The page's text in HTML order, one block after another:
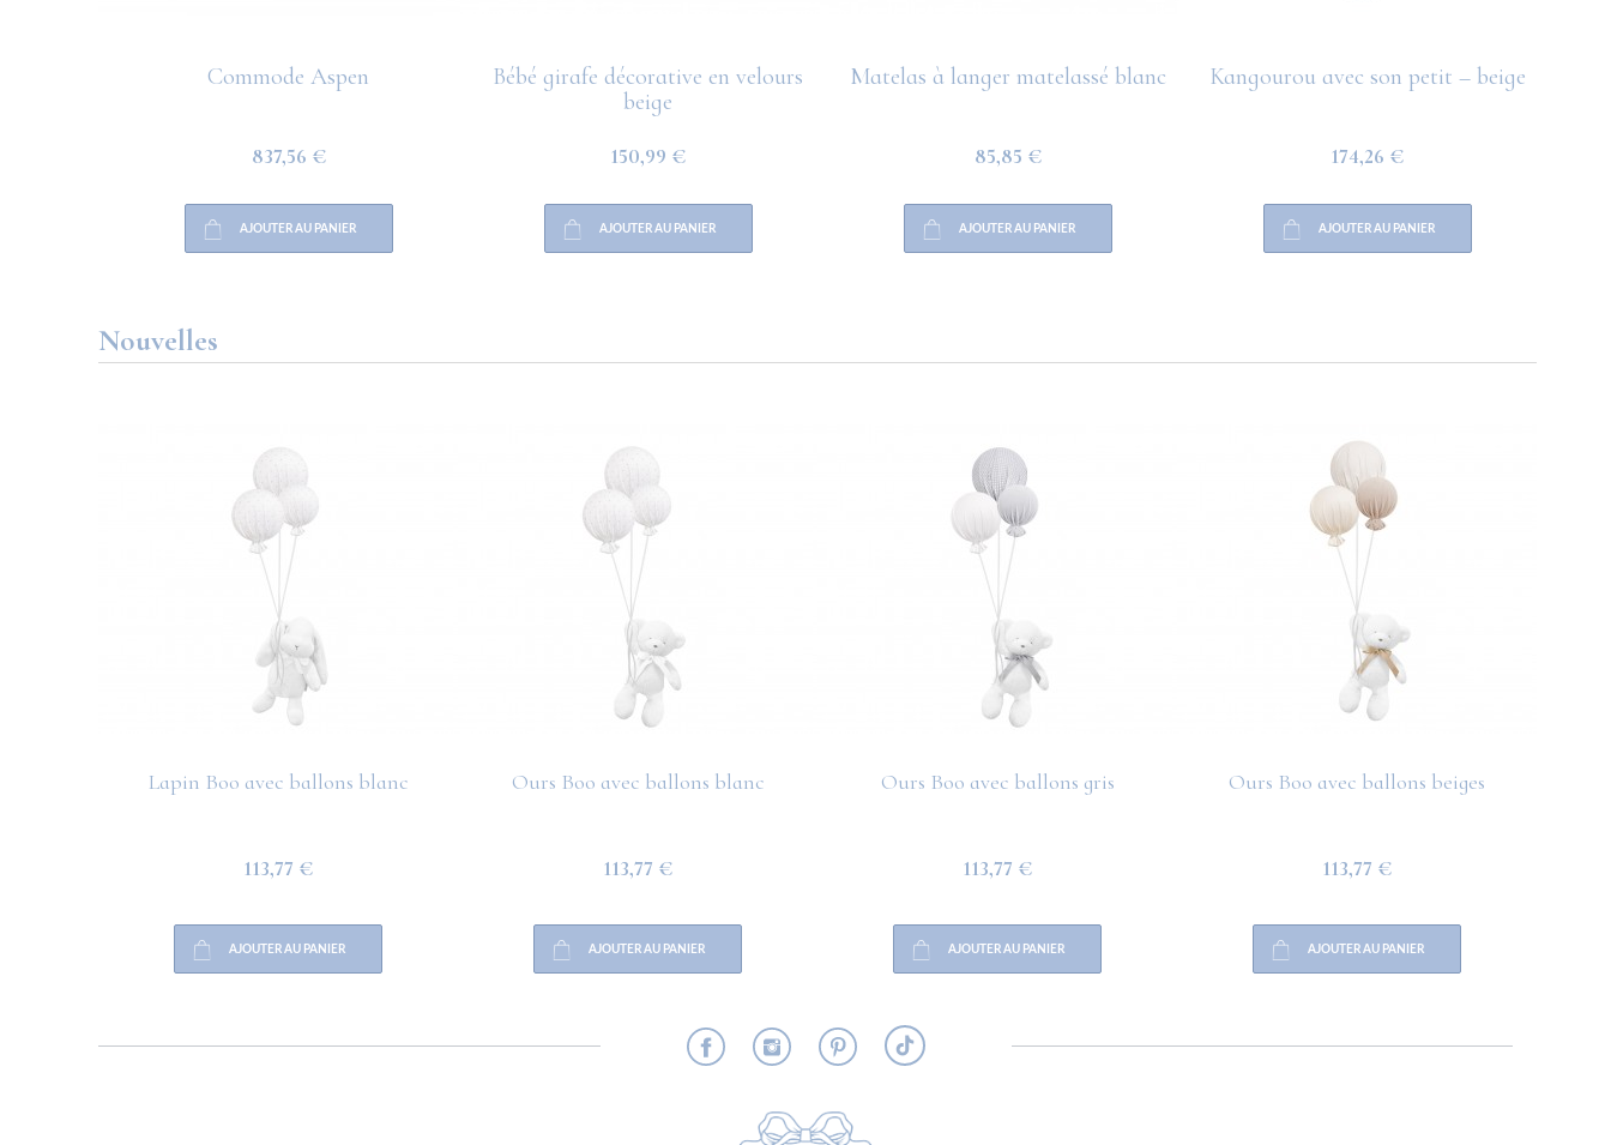
Commode Aspen
837,56 €
AJOUTER AU PANIER
Bébé girafe décorative en velours
beige
150,99 €
AJOUTER AU PANIER
Matelas à langer matelassé blanc
85,85 €
AJOUTER AU PANIER
Kangourou avec son petit – beige
174,26 €
AJOUTER AU PANIER
Nouvelles
Lapin Boo avec ballons blanc
113,77 €
AJOUTER AU PANIER
Ours Boo avec ballons blanc
113,77 €
AJOUTER AU PANIER
Ours Boo avec ballons gris
113,77 €
AJOUTER AU PANIER
Ours Boo avec ballons beiges
113,77 €
AJOUTER AU PANIER